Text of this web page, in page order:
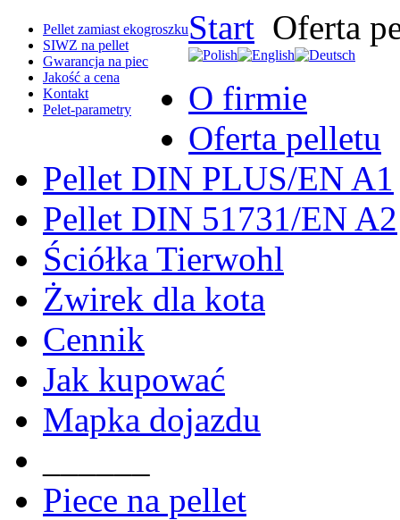
Pellet zamiast ekogroszku
SIWZ na pellet
Gwarancja na piec
Jakość a cena
Kontakt
Pelet-parametry
Start Oferta
O firmie
Oferta pelletu
Pellet DIN PLUS/EN A1
Pellet DIN 51731/EN A2
Ściółka Tierwohl
Żwirek dla kota
Cennik
Jak kupować
Mapka dojazdu
Piece na pellet